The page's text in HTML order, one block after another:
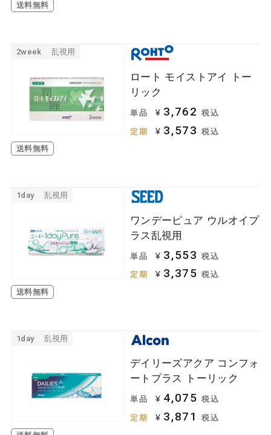
送料無料
2week 乱視用
送料無料
ロート モイストアイ トー
リック
単品 ¥ 3,762 税込
定期 ¥ 3,573 税込
1day 乱視用
送料無料
ワンデーピュア ウルオイプ
ラス乱視用
単品 ¥ 3,553 税込
定期 ¥ 3,375 税込
1day 乱視用
デイリーズアクア コンフォ
ートプラス トーリック
単品 ¥ 4,075 税込
定期 ¥ 3,871 税込